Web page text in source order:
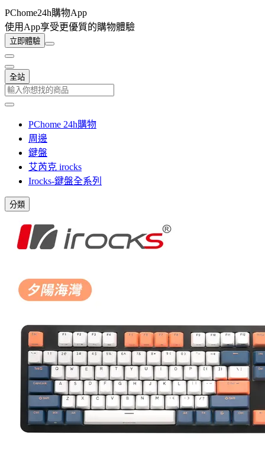
PChome24h購物App
使用App享受更優質的購物體驗
立即體驗
全站
PChome 24h購物
周邊
鍵盤
艾芮克 irocks
Irocks-鍵盤全系列
分類